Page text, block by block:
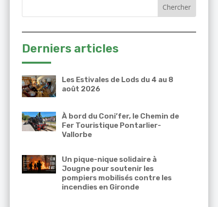
Derniers articles
Les Estivales de Lods du 4 au 8
août 2026
À bord du Coni’fer, le Chemin de
Fer Touristique Pontarlier-
Vallorbe
Un pique-nique solidaire à
Jougne pour soutenir les
pompiers mobilisés contre les
incendies en Gironde